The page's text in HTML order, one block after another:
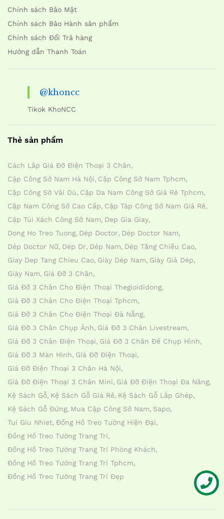
Chính sách Bảo Mật
Chính sách Bảo Hành sản phẩm
Chính sách Đổi Trả hàng
Hướng dẫn Thanh Toán
@khoncc
Tikok KhoNCC
Thẻ sản phẩm
Cách Lắp Giá Đỡ Điện Thoại 3 Chân
Cặp Công Sở Nam Hà Nội Cặp Công Sở Nam Tphcm
Cặp Công Sở Vải Dù Cặp Da Nam Công Sở Giá Rẻ Tphcm
Cặp Nam Công Sở Cao Cấp Cặp Táp Công Sở Nam Giá Rẻ
Cặp Túi Xách Công Sở Nam Dep Gia Giay
Dong Ho Treo Tuong Dép Doctor Dép Doctor Nam
Dép Doctor Nữ Dép Dr Dép Nam Dép Tăng Chiều Cao
Giay Dep Tang Chieu Cao Giày Dép Nam Giày Giả Dép
Giày Nam Giá Đỡ 3 Chân
Giá Đỡ 3 Chân Cho Điện Thoại Thegioididong
Giá Đỡ 3 Chân Cho Điện Thoại Tphcm
Giá Đỡ 3 Chân Cho Điện Thoại Đà Nẵng
Giá Đỡ 3 Chân Chụp Ảnh Giá Đỡ 3 Chân Livestream
Giá Đỡ 3 Chân Điện Thoại Giá Đỡ 3 Chân Đế Chụp Hình
Giá Đỡ 3 Màn Hình Giá Đỡ Điện Thoại
Giá Đỡ Điện Thoại 3 Chân Hà Nội
Giá Đỡ Điện Thoại 3 Chân Mini Giá Đỡ Điện Thoại Đa Năng
Kệ Sách Gỗ Kệ Sách Gỗ Giá Rẻ Kệ Sách Gỗ Lắp Ghép
Kệ Sách Gỗ Đứng Mua Cặp Công Sở Nam Sapo
Tui Giu Nhiet Đồng Hồ Treo Tường Hiện Đại
Đồng Hồ Treo Tường Trang Trí
Đồng Hồ Treo Tường Trang Trí Phòng Khách
Đồng Hồ Treo Tường Trang Trí Tphcm
Đồng Hồ Treo Tường Trang Trí Đẹp
Liên hệ